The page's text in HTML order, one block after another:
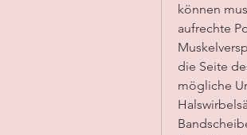
können
aufrechte
die Seite
mögliche